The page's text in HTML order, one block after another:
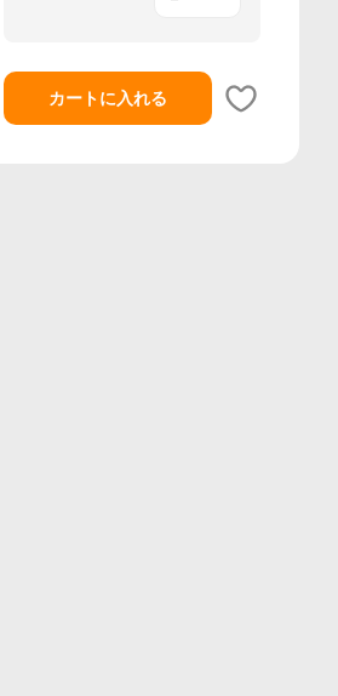
カートに入れる